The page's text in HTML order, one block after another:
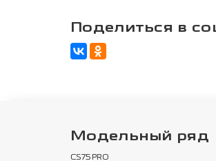
Поделиться в
Модельный ряд
CS75PRO